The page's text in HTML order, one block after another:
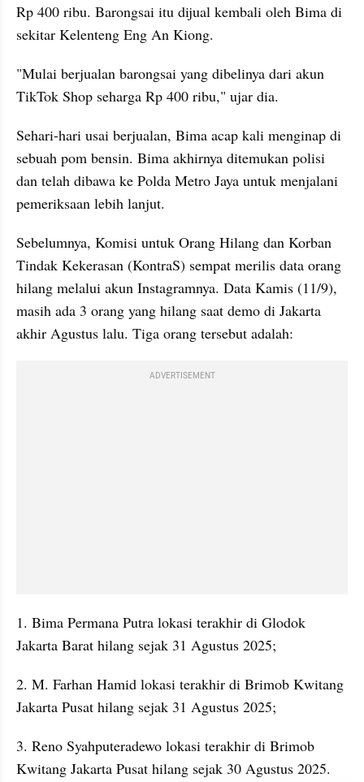
Rp 400 ribu. Barongsai itu dijual kembali oleh Bima di
sekitar Kelenteng Eng An Kiong.
"Mulai berjualan barongsai yang dibelinya dari akun
TikTok Shop seharga Rp 400 ribu," ujar dia.
Sehari-hari usai berjualan, Bima acap kali menginap di
sebuah pom bensin. Bima akhirnya ditemukan polisi
dan telah dibawa ke Polda Metro Jaya untuk menjalani
pemeriksaan lebih lanjut.
Sebelumnya, Komisi untuk Orang Hilang dan Korban
Tindak Kekerasan (KontraS) sempat merilis data orang
hilang melalui akun Instagramnya. Data Kamis (11/9),
masih ada 3 orang yang hilang saat demo di Jakarta
akhir Agustus lalu. Tiga orang tersebut adalah:
ADVERTISEMENT
1. Bima Permana Putra lokasi terakhir di Glodok
Jakarta Barat hilang sejak 31 Agustus 2025;
2. M. Farhan Hamid lokasi terakhir di Brimob Kwitang
Jakarta Pusat hilang sejak 31 Agustus 2025;
3. Reno Syahputeradewo lokasi terakhir di Brimob
Kwitang Jakarta Pusat hilang sejak 30 Agustus 2025.